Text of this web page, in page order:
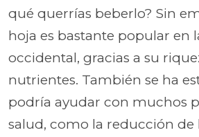
qué querrías beberlo? Sin
hoja es bastante popular en
occidental, gracias a su
nutrientes. También se ha
podría ayudar con muchos
salud, como la reducción